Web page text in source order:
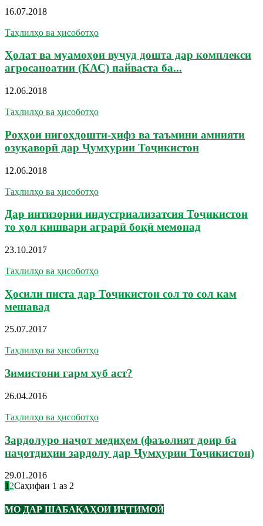
16.07.2018
Таҳлилҳо ва ҳисоботҳо
Ҳолат ва муамоҳои вуҷуд дошта дар комплекси
агросаноатии (КАС) пайваста ба...
12.06.2018
Таҳлилҳо ва ҳисоботҳо
Роҳҳои нигоҳдошти-ҳифз ва таъмини амнияти
озуқаворӣ дар Ҷумҳурии Тоҷикистон
12.06.2018
Таҳлилҳо ва ҳисоботҳо
Дар интизории индустриализатсия Тоҷикистон
то ҳол кишвари аграрӣ боқӣ мемонад
23.10.2017
Таҳлилҳо ва ҳисоботҳо
Ҳосили писта дар Тоҷикистон сол то сол кам
мешавад
25.07.2017
Таҳлилҳо ва ҳисоботҳо
Зимистони гарм хуб аст?
26.04.2016
Таҳлилҳо ва ҳисоботҳо
Зардолуро наҷот медиҳем (фаъолият доир ба
наҷотдиҳии зардолу дар Ҷумҳурии Тоҷикистон)
29.01.2016
1 2Саҳифаи 1 аз 2
МО ДАР ШАБАҚАҲОИ ИҶТИМОӢ